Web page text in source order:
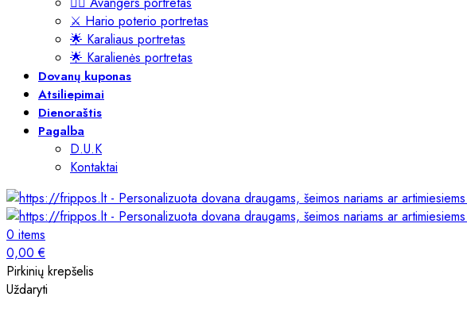
⚔️ Hario poterio portretas
🌟 Karaliaus portretas
🌟 Karalienės portretas
Dovanų kuponas
Atsiliepimai
Dienoraštis
Pagalba
D.U.K
Kontaktai
0 items
0,00€
Pirkinių krepšelis
Uždaryti